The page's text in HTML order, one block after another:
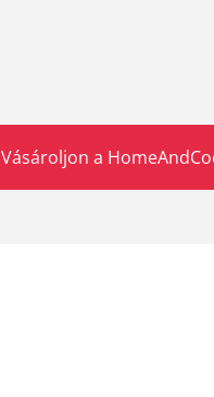
Vásároljon a